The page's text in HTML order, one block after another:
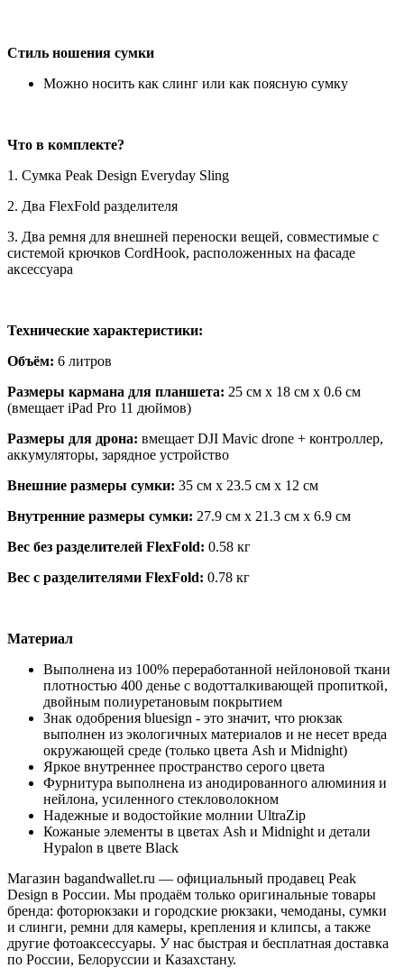
Стиль ношения сумки
Можно носить как слинг или как поясную сумку
Что в комплекте?
1. Cумка Peak Design Everyday Sling
2. Два FlexFold разделителя
3. Два ремня для внешней переноски вещей, совместимые с
системой крючков CordHook, расположенных на фасаде
аксессуара
Технические характеристики:
Объём: 6 литров
Размеры кармана для планшета: 25 cм x 18 cм x 0.6 cм
(вмещает iPad Pro 11 дюймов)
Размеры для дрона: вмещает DJI Mavic drone + контроллер,
аккумуляторы, зарядное устройство
Внешние размеры сумки: 35 cм x 23.5 cм x 12 cм
Внутренние размеры сумки: 27.9 cм x 21.3 cм x 6.9 cм
Вес без разделителей FlexFold: 0.58 кг
Вес с разделителями FlexFold: 0.78 кг
Материал
Выполнена из 100% переработанной нейлоновой ткани
плотностью 400 денье с водотталкивающей пропиткой,
двойным полиуретановым покрытием
Знак одобрения bluesign - это значит, что рюкзак
выполнен из экологичных материалов и не несет вреда
окружающей среде (только цвета Ash и Midnight)
Яркое внутреннее пространство серого цвета
Фурнитура выполнена из анодированного алюминия и
нейлона, усиленного стекловолокном
Надежные и водостойкие молнии UltraZip
Кожаные элементы в цветах Ash и Midnight и детали
Hypalon в цвете Black
Магазин bagandwallet.ru — официальный продавец Peak
Design в России. Мы продаём только оригинальные товары
бренда: фоторюкзаки и городские рюкзаки, чемоданы, сумки
и слинги, ремни для камеры, крепления и клипсы, а также
другие фотоаксессуары. У нас быстрая и бесплатная доставка
по России, Белоруссии и Казахстану.